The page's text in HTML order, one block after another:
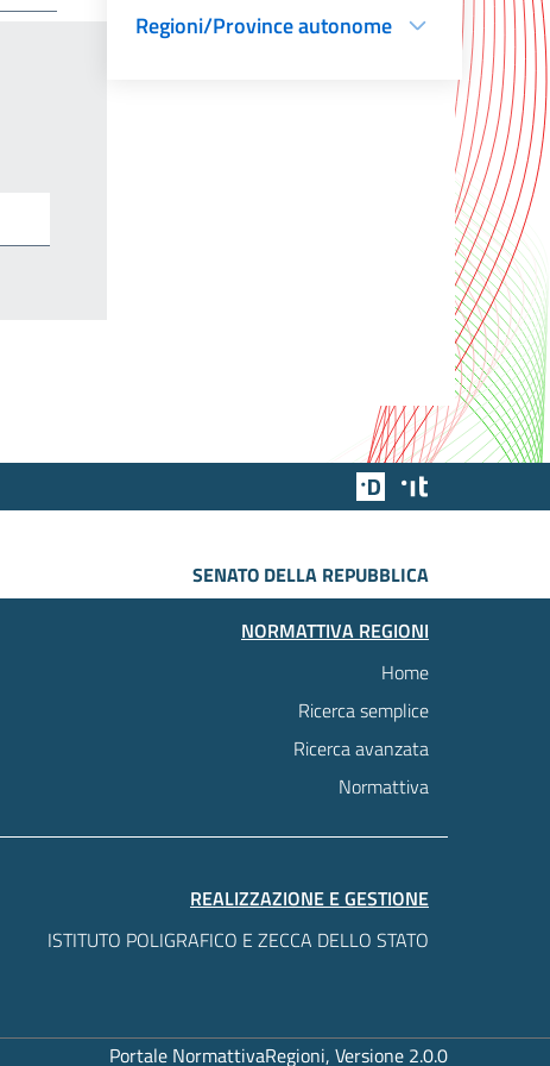
Regioni/Province autonome
Team Digitale
SENATO DELLA REPUBBLICA
NORMATTIVA REGIONI
Home
Ricerca semplice
Ricerca avanzata
Normattiva
REALIZZAZIONE E GESTIONE
ISTITUTO POLIGRAFICO E ZECCA DELLO STATO
Portale NormattivaRegioni, Versione 2.0.0